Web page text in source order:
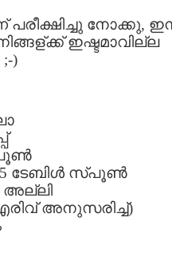
പരീക്ഷിച്ചു നോക്കു,
ഇഷ്ടമാവില്ല
)
5 ടേബിള്‍ സ്പൂണ്‍
അല്ലി
അനുസരിച്ച്)